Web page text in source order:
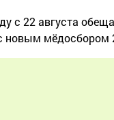
с 22 августа
новым мёдосбором